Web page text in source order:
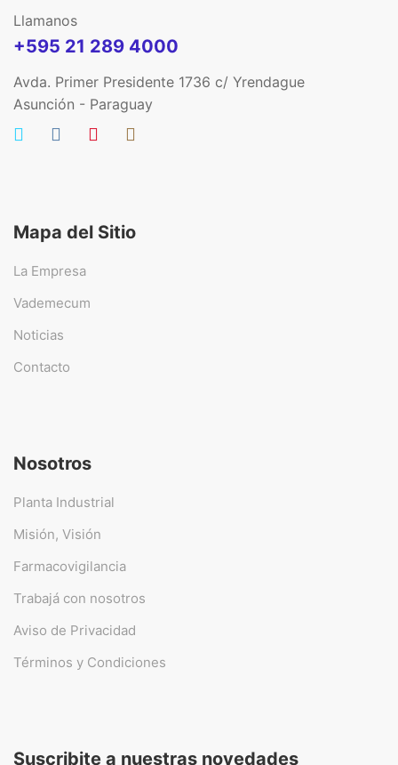
Llamanos
+595 21 289 4000
Avda. Primer Presidente 1736 c/ Yrendague
Asunción - Paraguay
Mapa del Sitio
La Empresa
Vademecum
Noticias
Contacto
Nosotros
Planta Industrial
Misión, Visión
Farmacovigilancia
Trabajá con nosotros
Aviso de Privacidad
Términos y Condiciones
Suscribite a nuestras novedades